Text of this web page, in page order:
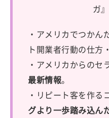
ガ
・アメリカでつかん
ト開業者行動の仕方
・アメリカからのセ
最新情報。
・リピート客を作る
グより一歩踏み込ん